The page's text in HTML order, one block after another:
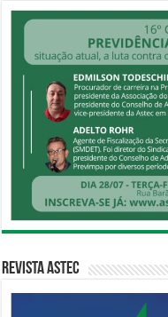
Revista Astec